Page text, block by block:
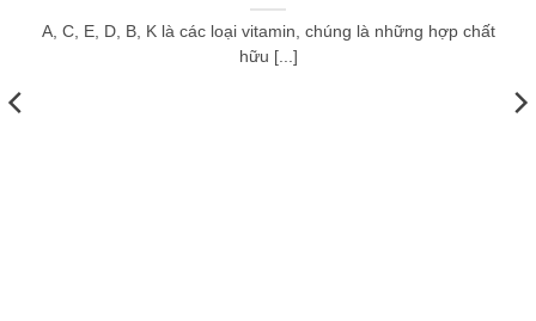
A, C, E, D, B, K là các loại vitamin, chúng là những hợp chất
hữu [...]